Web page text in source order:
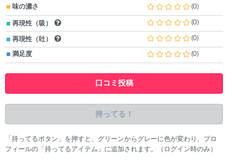
味の濃さ (0)
再現性（吸） (0)
再現性（吐） (0)
満足度 (0)
口コミ投稿
持ってる！
「持ってるボタン」を押すと、グリーンからグレーに色が変わり、プロ
フィールの「持ってるアイテム」に追加されます。（ログイン時のみ）